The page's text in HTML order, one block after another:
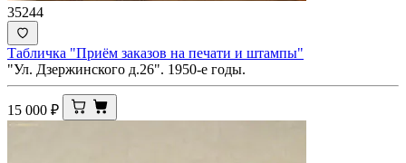
35244
Табличка "Приём заказов на печати и штампы"
"Ул. Дзержинского д.26". 1950-е годы.
15 000 ₽